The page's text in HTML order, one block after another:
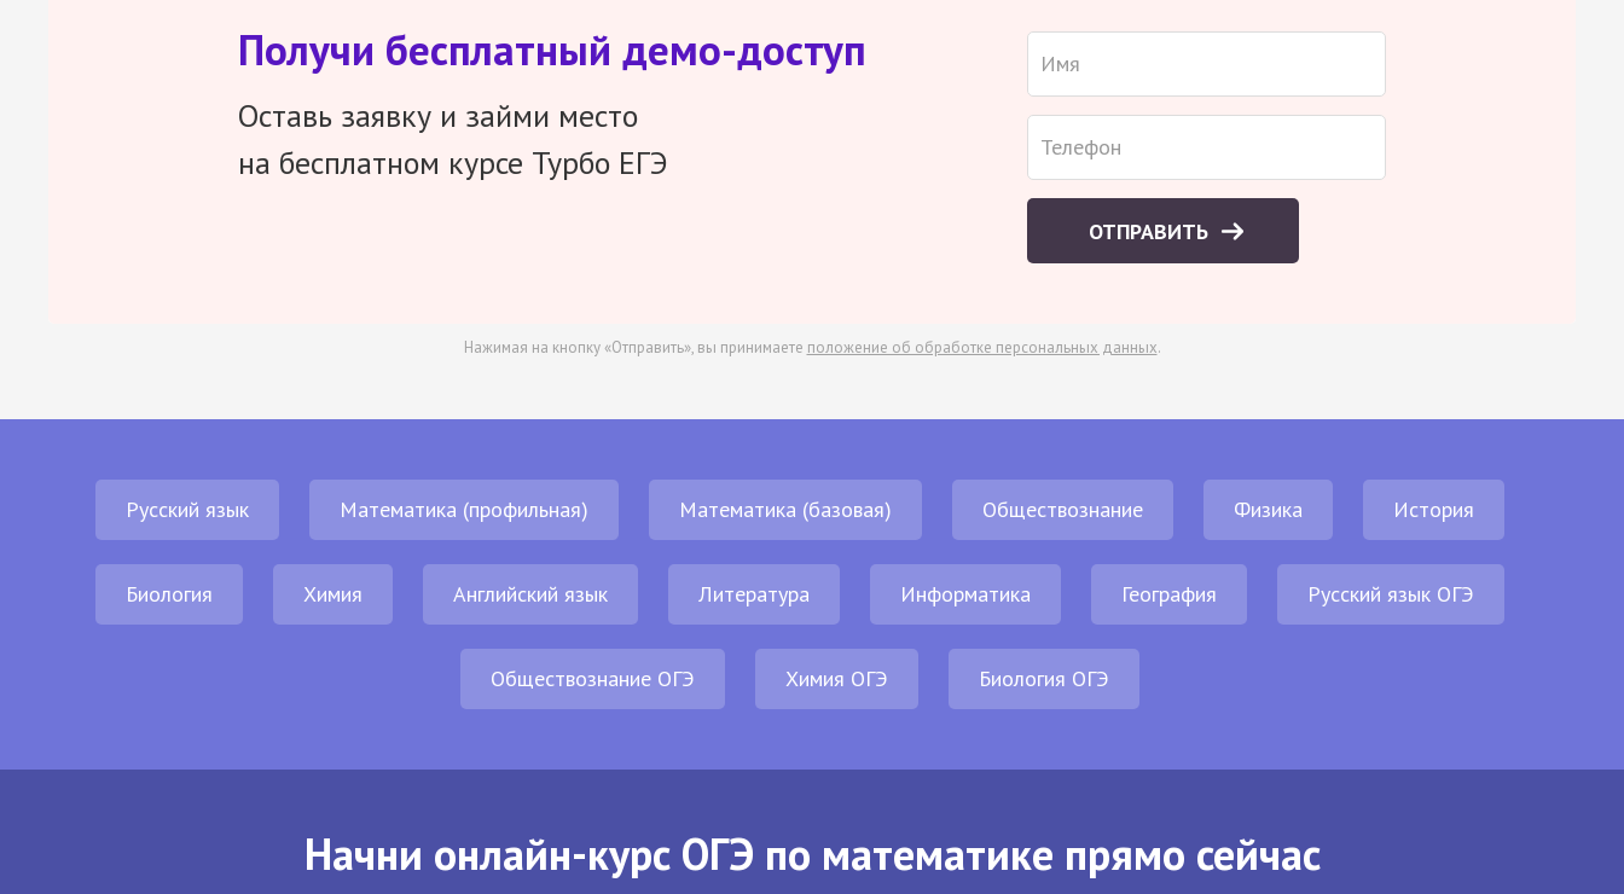
Получи бесплатный демо-доступ
Оставь заявку и займи место
на бесплатном курсе Турбо ЕГЭ
ОТПРАВИТЬ
Нажимая на кнопку «Отправить», вы принимаете положение об обработке персональных данных.
Русский язык Математика (профильная) Математика (базовая) Обществознание Физика История
Биология Химия Английский язык Литература Информатика География Русский язык ОГЭ
Обществознание ОГЭ Химия ОГЭ Биология ОГЭ
Начни онлайн-курс ОГЭ по математике прямо сейчас